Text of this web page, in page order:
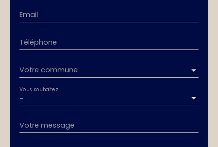
Email
Téléphone
Votre commune
-
Vous souhaitez
Votre message